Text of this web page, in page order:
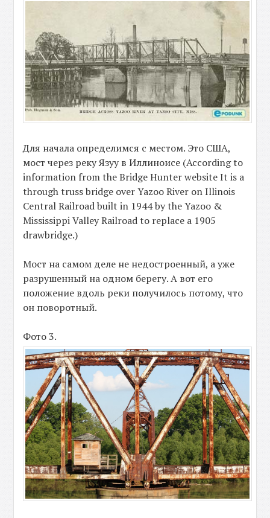
Для начала определимся с местом. Это США,
мост через реку Язуу в Иллиноисе (According to
information from the Bridge Hunter website It is a
through truss bridge over Yazoo River on Illinois
Central Railroad built in 1944 by the Yazoo &
Mississippi Valley Railroad to replace a 1905
drawbridge.)
Мост на самом деле не недостроенный, а уже
разрушенный на одном берегу. А вот его
положение вдоль реки получилось потому, что
он поворотный.
Фото 3.